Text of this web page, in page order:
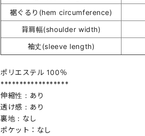
裾ぐるり(hem circumference)
背肩幅(shoulder width)
袖丈(sleeve length)
ポリエステル 100％
******************
伸縮性：あり
透け感：あり
裏地：なし
ポケット：なし